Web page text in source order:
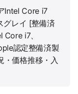
Intel Core i7
グレイ [整備済
i7、
認定整備済製
・価格推移・入